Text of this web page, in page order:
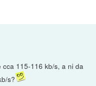
cca 115-116 kb/s, a ni da
s?